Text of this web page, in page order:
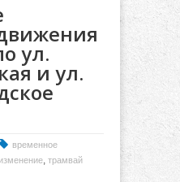
ул.
и ул.
временное
изменение, трамвай